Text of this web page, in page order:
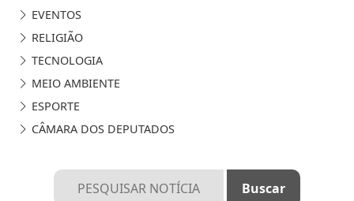
EVENTOS
RELIGIÃO
TECNOLOGIA
MEIO AMBIENTE
ESPORTE
CÂMARA DOS DEPUTADOS